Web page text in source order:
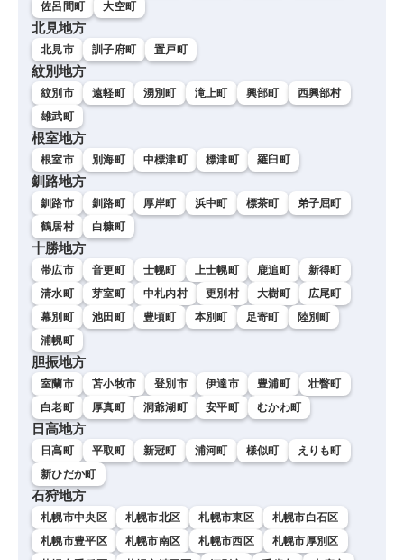
佐呂間町
大空町
北見地方
北見市 訓子府町 置戸町
紋別地方
紋別市 遠軽町 湧別町 滝上町 興部町
西興部村
雄武町
根室地方
根室市 別海町 中標津町 標津町 羅臼町
釧路地方
釧路市 釧路町 厚岸町 浜中町 標茶町
弟子屈町
鶴居村
白糠町
十勝地方
帯広市 音更町 士幌町 上士幌町 鹿追町
新得町
清水町
芽室町 中札内村 更別村 大樹町
広尾町
幕別町
池田町 豊頃町 本別町 足寄町
陸別町
浦幌町
胆振地方
室蘭市 苫小牧市 登別市 伊達市 豊浦町
壮瞥町
白老町
厚真町 洞爺湖町 安平町 むかわ町
日高地方
日高町 平取町 新冠町 浦河町 様似町
えりも町
新ひだか町
石狩地方
札幌市中央区 札幌市北区 札幌市東区
札幌市白石区
札幌市豊平区
札幌市南区 札幌市西区
札幌市厚別区